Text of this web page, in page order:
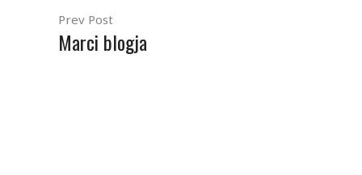
Prev Post
Marci blogja